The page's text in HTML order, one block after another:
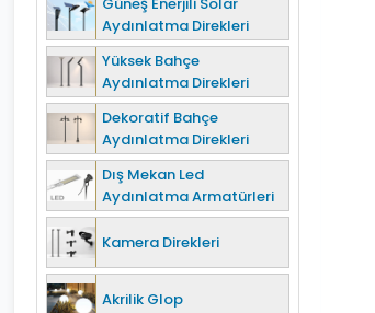
Aydınlatma Direkleri
Yüksek Bahçe
Aydınlatma Direkleri
Dekoratif Bahçe
Aydınlatma Direkleri
Dış Mekan Led
Aydınlatma Armatürleri
Kamera Direkleri
Akrilik Glop